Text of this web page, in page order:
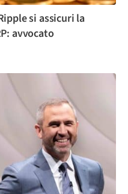
si assicuri la
avvocato